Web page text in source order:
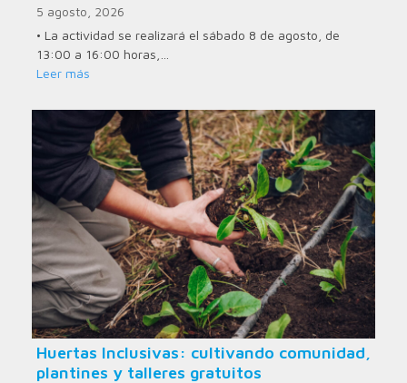
5 agosto, 2026
• La actividad se realizará el sábado 8 de agosto, de
13:00 a 16:00 horas,…
Leer más
Huertas Inclusivas: cultivando comunidad,
plantines y talleres gratuitos